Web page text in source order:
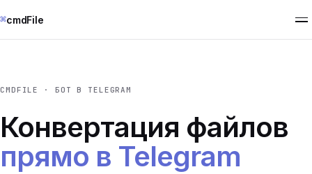
⌘cmdFile
CMDFILE · БОТ В TELEGRAM
Конвертация файлов
прямо в Telegram